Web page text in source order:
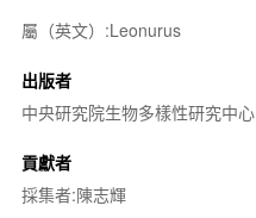
屬（英文）:Leonurus
出版者
中央研究院生物多樣性研究中心
貢獻者
採集者:陳志輝